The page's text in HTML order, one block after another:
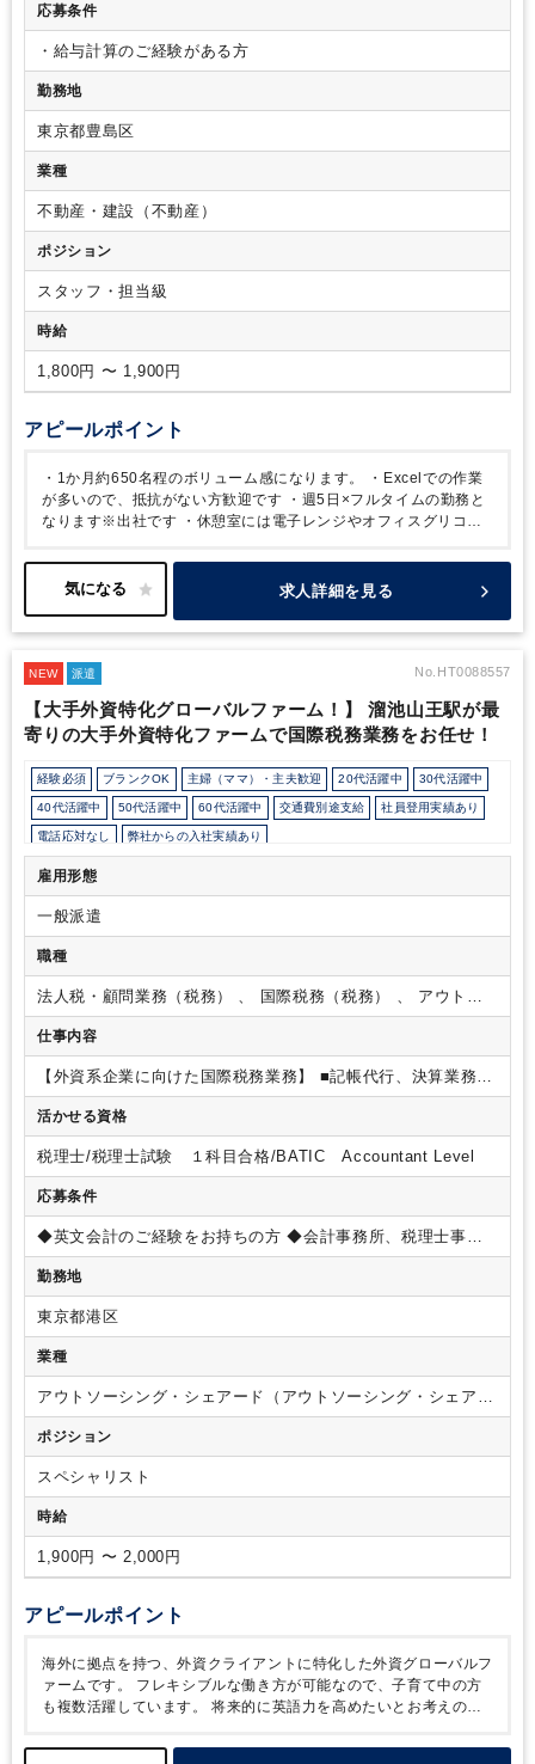
応募条件
・給与計算のご経験がある方
勤務地
東京都豊島区
業種
不動産・建設（不動産）
ポジション
スタッフ・担当級
時給
1,800円 〜 1,900円
アピールポイント
・1か月約650名程のボリューム感になります。
・Excelでの作業
が多いので、抵抗がない方歓迎です ・週5日×フルタイムの勤務と
なります※出社です ・休憩室には電子レンジやオフィスグリコ、
求人詳細を見る
NEW 派遣 No.HT0088557
【大手外資特化グローバルファーム！】 溜池山王駅が最
寄りの大手外資特化ファームで国際税務業務をお任せ！
経験必須 ブランクOK 主婦（ママ）・主夫歓迎 20代活躍中 30代活躍中
40代活躍中 50代活躍中 60代活躍中 交通費別途支給 社員登用実績あり
電話応対なし 弊社からの入社実績あり
フルタイム 駅から徒歩5分以内 駅直結 業界大手企業 外資系企業
ベンチャー企業
休憩室あり
外国人がいるグローバルなオフィス 派遣スタッフ活躍中 経理主担当
ルーティンワークがメイン 社内システム等のOJT 業務手順等のOJT
業界知識・専門用語等のOJT
雇用形態
一般派遣
職種
法人税・顧問業務（税務） 、 国際税務（税務） 、 アウトソ
ーシング・記帳代行
仕事内容
【外資系企業に向けた国際税務業務】 ■記帳代行、決算業務
税務申告書作成または作成補助■レポーティング■ストックオ
プションの調整
随する業務等
活かせる資格
税理士/税理士試験 １科目合格/BATIC Accountant Level
応募条件
◆英文会計のご経験をお持ちの方 ◆会計事務所、税理士事務
所での税務実務経験
勤務地
東京都港区
業種
アウトソーシング・シェアード（アウトソーシング・シェアー
ドサービス）
ポジション
スペシャリスト
時給
1,900円 〜 2,000円
アピールポイント
海外に拠点を持つ、外資クライアントに特化した外資グローバルフ
ァームです。
フレキシブルな働き方が可能なので、子育て中の方
も複数活躍しています。
将来的に英語力を高めたいとお考えの税
を学んでいきたいという意欲がある方も大歓迎です！時給は1,900